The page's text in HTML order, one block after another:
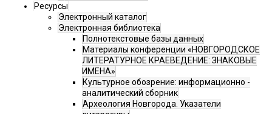
Ресурсы
Электронный каталог
Электронная библиотека
Полнотекстовые базы данных
Материалы конференции «НОВГОРОДСКОЕ
ЛИТЕРАТУРНОЕ КРАЕВЕДЕНИЕ: ЗНАКОВЫЕ
ИМЕНА»
Культурное обозрение: информационно -
аналитический сборник
Археология Новгорода. Указатели